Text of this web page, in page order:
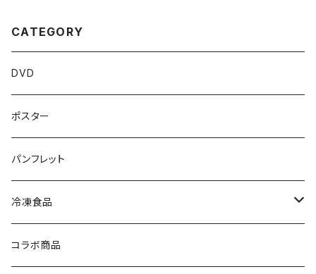
CATEGORY
DVD
ポスター
パンフレット
冷凍食品
ラーメン
コラボ商品